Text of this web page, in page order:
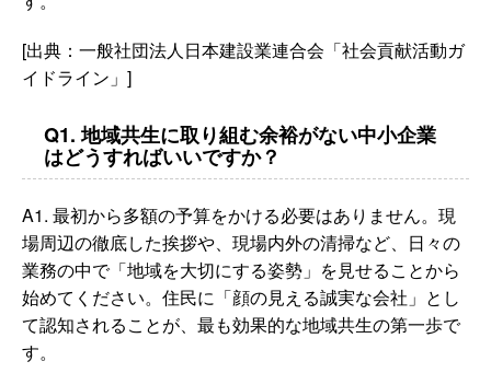
[出典：一般社団法人日本建設業連合会「社会貢献活動ガ
イドライン」]
Q1. 地域共生に取り組む余裕がない中小企業
はどうすればいいですか？
A1. 最初から多額の予算をかける必要はありません。現
場周辺の徹底した挨拶や、現場内外の清掃など、日々の
業務の中で「地域を大切にする姿勢」を見せることから
始めてください。住民に「顔の見える誠実な会社」とし
て認知されることが、最も効果的な地域共生の第一歩で
す。